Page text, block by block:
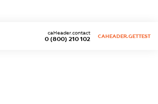
0 (800) 210 102
caHeader.contact
CAHEADER.GETTEST